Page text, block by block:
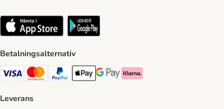
Betalningsalternativ
VISA Payment Method
Mastercard Payment Method
Paypal Payment Method
Apple Pay Payment Method
Google Pay Payment Method
Klarna Payment Method
Leverans